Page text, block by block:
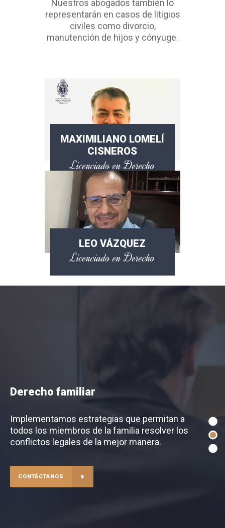
Nuestros abogados también lo
representarán en casos de litigios
civiles como divorcio,
manutención de hijos y cónyuge.
MAXIMILIANO LOMELÍ
CISNEROS
Licenciado en Derecho
LEO VÁZQUEZ
Licenciado en Derecho
Derecho penal
Contamos con un equipo altamente calificado en
derecho penal y penitenciario ante cualquier
tribunal
CONTÁCTANOS